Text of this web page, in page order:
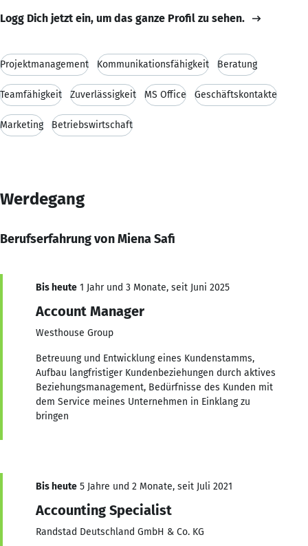
Logg Dich jetzt ein, um das ganze Profil zu sehen.
Projektmanagement Kommunikationsfähigkeit Beratung
Teamfähigkeit Zuverlässigkeit MS Office Geschäftskontakte
Marketing Betriebswirtschaft
Werdegang
Berufserfahrung von Miena Safi
Bis heute 1 Jahr und 3 Monate, seit Juni 2025
Account Manager
Westhouse Group
Betreuung und Entwicklung eines Kundenstamms,
Aufbau langfristiger Kundenbeziehungen durch aktives
Beziehungsmanagement, Bedürfnisse des Kunden mit
dem Service meines Unternehmen in Einklang zu
bringen
Bis heute 5 Jahre und 2 Monate, seit Juli 2021
Accounting Specialist
Randstad Deutschland GmbH & Co. KG